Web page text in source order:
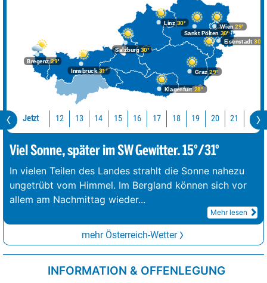
Bregenz29°
Graz29°
Innsbruck31°
Klagenfurt 28°
Linz30°
Salzburg30°
Wien 29°
Eisenstadt 30°
Sankt Pölten 30°
Jetzt 12 13 14 15 16 17 18 19 20 21 22
Viel Sonne, später im SW Gewitter. 15°/31°
In vielen Teilen des Landes strahlt die Sonne nahezu
ungetrübt vom Himmel. Im Bergland können sich vor
allem am Nachmittag wieder...
Mehr lesen
mehr Österreich-Wetter
INFORMATION & OFFENLEGUNG